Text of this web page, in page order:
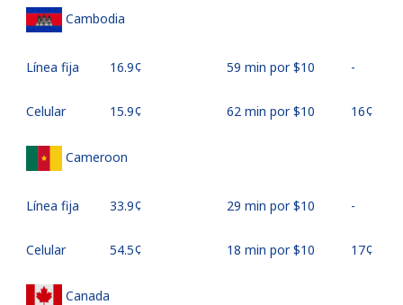
Cambodia
Línea fija ⁦16.9¢⁩ 59 min por ⁦$10⁩ -
Celular ⁦15.9¢⁩ 62 min por ⁦$10⁩ ⁦16¢⁩
Cameroon
Línea fija ⁦33.9¢⁩ 29 min por ⁦$10⁩ -
Celular ⁦54.5¢⁩ 18 min por ⁦$10⁩ ⁦17¢⁩
Canada